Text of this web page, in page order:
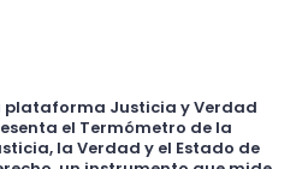
plataforma Justicia y Verdad
el Termómetro de la
la Verdad y el Estado de